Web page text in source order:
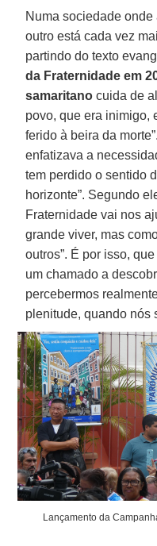
Numa sociedade
outro está cada vez
partindo do texto
da Fraternidade em
samaritano cuida de
povo, que era inimigo,
ferido à beira da
enfatizava a
tem perdido o sentido
horizonte”. Segundo
Fraternidade vai nos
grande viver, mas
outros”. É por isso,
um chamado a
percebermos
plenitude, quando nós
Lançamento da